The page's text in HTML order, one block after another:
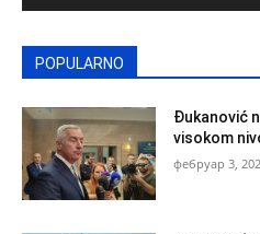
POPULARNO
Đukanović
visokom
фебруар 3,